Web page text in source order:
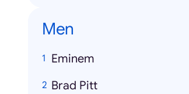
Men
Eminem
Brad Pitt